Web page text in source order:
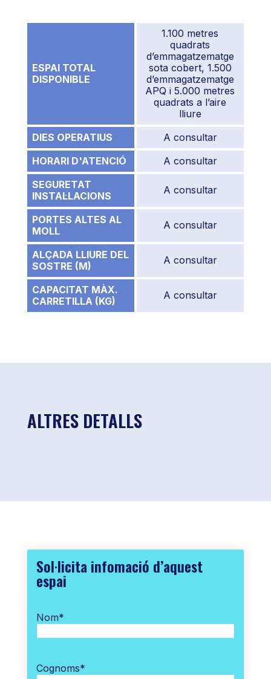
ESPAI TOTAL
DISPONIBLE
1.100 metres
quadrats
d’emmagatzematge
sota cobert, 1.500
d’emmagatzematge
APQ i 5.000 metres
quadrats a l’aire
lliure
DIES OPERATIUS
A consultar
HORARI D'ATENCIÓ
A consultar
SEGURETAT
INSTAL·LACIONS
A consultar
PORTES ALTES AL
MOLL
A consultar
ALÇADA LLIURE DEL
SOSTRE (M)
A consultar
CAPACITAT MÀX.
CARRETILLA (KG)
A consultar
ALTRES DETALLS
Sol·licita infomació d’aquest
espai
Nom*
Cognoms*